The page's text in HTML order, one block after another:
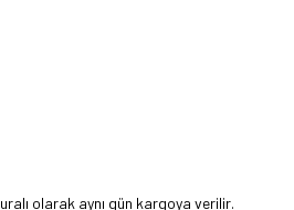
olarak aynı gün kargoya verilir.